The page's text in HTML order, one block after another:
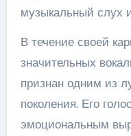
музыкальный слух
В течение своей
значительных
признан одним из
поколения. Его
эмоциональным